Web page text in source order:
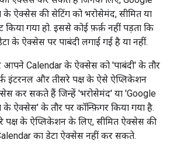
ऐक्सेस की सेटिंग को भरोसेमंद, सीमित या
किया गया हो. इससे कोई फ़र्क़ नहीं पड़ता कि
के ऐक्सेस पर पाबंदी लगाई गई है या नहीं.
आपने Calendar के ऐक्सेस को 'पाबंदी' के तौर
इंटरनल और तीसरे पक्ष के ऐसे ऐप्लिकेशन
कर सकते हैं जिन्हें 'भरोसेमंद' या 'Google
के ऐक्सेस' के तौर पर कॉन्फ़िगर किया गया है.
पक्ष के ऐप्लिकेशन के लिए, सीमित ऐक्सेस की
का डेटा ऐक्सेस नहीं कर सकते.